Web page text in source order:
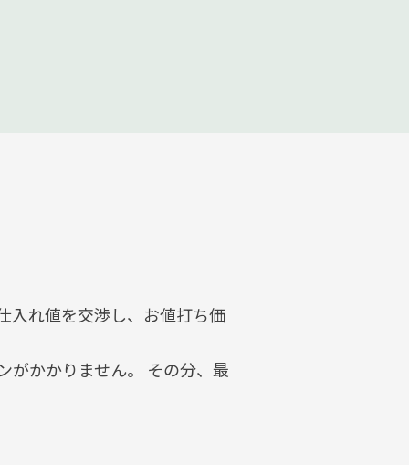
入れ値を交渉し、お値打ち価
がかかりません。 その分、最